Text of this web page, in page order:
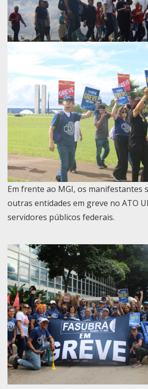
Em frente ao MGI, os manifestantes
outras entidades em greve no ATO
servidores públicos federais.